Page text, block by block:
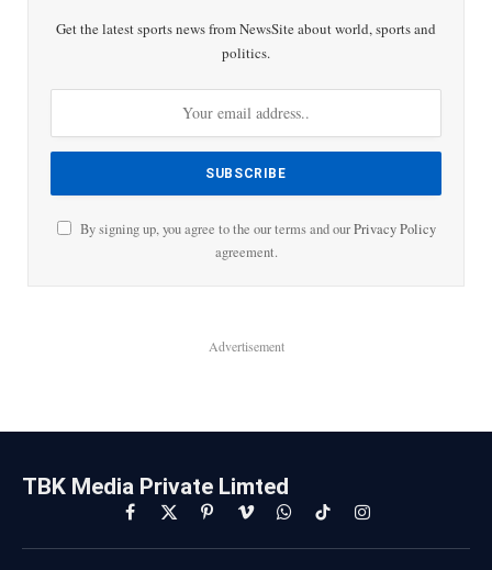
Get the latest sports news from NewsSite about world, sports and
politics.
By signing up, you agree to the our terms and ourPrivacy Policy
agreement.
Advertisement
TBK Media Private Limted
Facebook
X
(Twitter)
PinterestVimeoWhatsAppTikTokInstagram